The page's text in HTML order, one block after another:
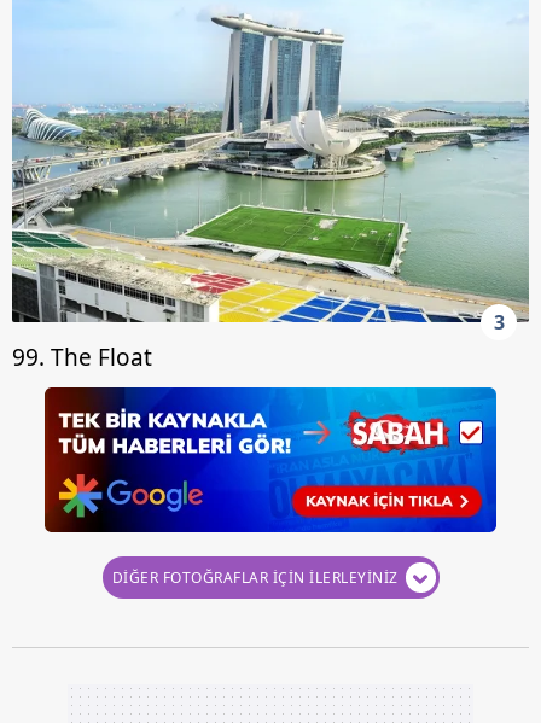
3
99. The Float
DİĞER FOTOĞRAFLAR İÇİN İLERLEYİNİZ